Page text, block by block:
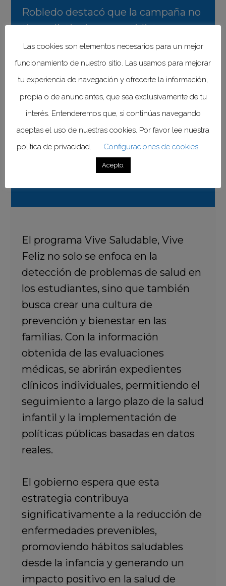
Robledo destacó que la campaña no
tiene distinciones partidistas y que
el gobierno federal trabajará con
todas las administraciones estatales
para garantizar su éxito.
“La Federación colaborará con todos
los gobiernos estatales para
coordinar esfuerzos. En esta cruzada
no importa la afiliación partidista”,
afirmó el titular del IMSS.
El programa Vive Saludable, Vive
Feliz no solo se enfoca en la
detección de problemas de salud en
los estudiantes, sino que también
busca crear una cultura de
prevención y bienestar en las
familias. Con la información
obtenida de las evaluaciones
médicas, se abrirán expedientes
clínicos individuales, permitiendo el
seguimiento a largo plazo de la salud
infantil y la implementación de
políticas públicas basadas en datos
reales.
El gobierno espera que esta
estrategia contribuya
significativamente a la reducción de
enfermedades prevenibles,
promoviendo hábitos saludables
desde la infancia y generando un
impacto positivo en la salud de
Las cookies son elementos necesarios para un mejor
funcionamiento de nuestro sitio. Las usamos para mejorar
tu experiencia de navegación y ofrecerte la información,
propia o de anunciantes, que sea exclusivamente de tu
interés. Entenderemos que, si continúas navegando
aceptas el uso de nuestras cookies. Por favor lee nuestra
política de privacidad.
Configuraciones de cookies.
Acepto.